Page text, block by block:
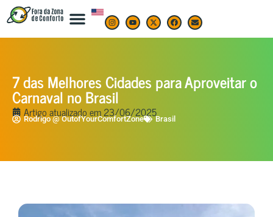
7 das Melhores Cidades para Aproveitar o
Carnaval no Brasil
Artigo atualizado em23/06/2025
Rodrigo @ OutofYourComfortZone Brasil